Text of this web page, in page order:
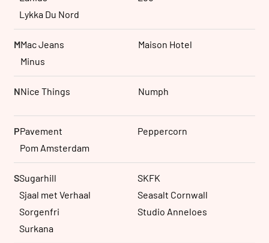
Lykka Du Nord
MMac Jeans
Maison Hotel
Minus
NNice Things Numph
PPavement
Peppercorn
Pom Amsterdam
SSugarhill
SKFK
Sjaal met Verhaal
Seasalt Cornwall
Sorgenfri
Studio Anneloes
Surkana